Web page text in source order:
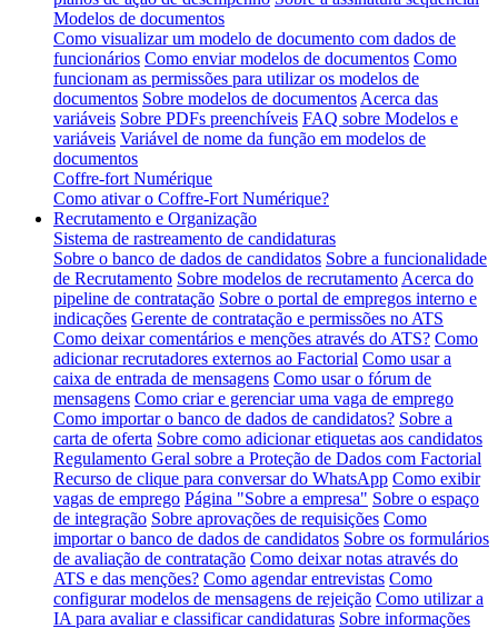
Modelos de documentos
Como visualizar um modelo de documento com dados de
funcionários Como enviar modelos de documentos Como
funcionam as permissões para utilizar os modelos de
documentos Sobre modelos de documentos Acerca das
variáveis Sobre PDFs preenchíveis FAQ sobre Modelos e
variáveis Variável de nome da função em modelos de
documentos
Coffre-fort Numérique
Como ativar o Coffre-Fort Numérique?
Recrutamento e Organização
Sistema de rastreamento de candidaturas
Sobre o banco de dados de candidatos Sobre a funcionalidade
de Recrutamento Sobre modelos de recrutamento Acerca do
pipeline de contratação Sobre o portal de empregos interno e
indicações Gerente de contratação e permissões no ATS
Como deixar comentários e menções através do ATS? Como
adicionar recrutadores externos ao Factorial Como usar a
caixa de entrada de mensagens Como usar o fórum de
mensagens Como criar e gerenciar uma vaga de emprego
Como importar o banco de dados de candidatos? Sobre a
carta de oferta Sobre como adicionar etiquetas aos candidatos
Regulamento Geral sobre a Proteção de Dados com Factorial
Recurso de clique para conversar do WhatsApp Como exibir
vagas de emprego Página "Sobre a empresa" Sobre o espaço
de integração Sobre aprovações de requisições Como
importar o banco de dados de candidatos Sobre os formulários
de avaliação de contratação Como deixar notas através do
ATS e das menções? Como agendar entrevistas Como
configurar modelos de mensagens de rejeição Como utilizar a
IA para avaliar e classificar candidaturas Sobre informações